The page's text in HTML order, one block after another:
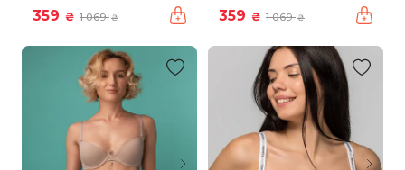
359 ₴ 1 069₴ 359 ₴ 1 069₴